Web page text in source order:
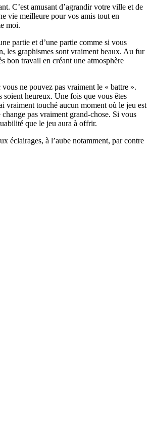
C’est amusant d’agrandir votre ville et de
vie meilleure pour vos amis tout en
moi.
partie et d’une partie comme si vous
les graphismes sont vraiment beaux. Au fur
bon travail en créant une atmosphère
ne pouvez pas vraiment le « battre ».
soient heureux. Une fois que vous êtes
vraiment touché aucun moment où le jeu est
pas vraiment grand-chose. Si vous
que le jeu aura à offrir.
éclairages, à l’aube notamment, par contre